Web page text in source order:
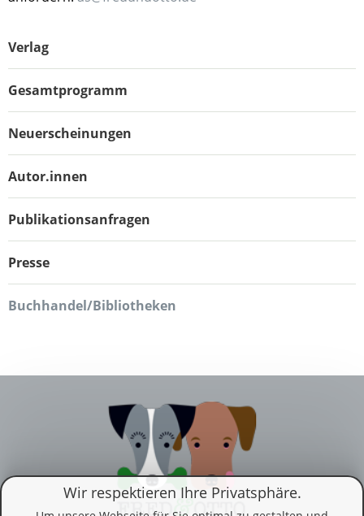
Wir respektieren Ihre Privatsphäre.
Verlag
Gesamtprogramm
Neuerscheinungen
Autor.innen
Publikationsanfragen
Presse
Buchhandel/Bibliotheken